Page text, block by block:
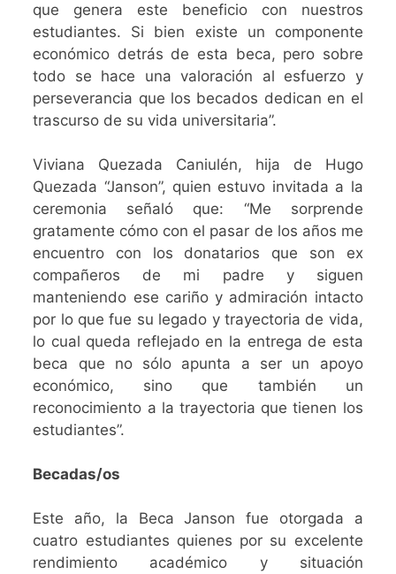
que genera este beneficio con nuestros
estudiantes. Si bien existe un componente
económico detrás de esta beca, pero sobre
todo se hace una valoración al esfuerzo y
perseverancia que los becados dedican en el
trascurso de su vida universitaria”.
Viviana Quezada Caniulén, hija de Hugo
Quezada “Janson”, quien estuvo invitada a la
ceremonia señaló que: “Me sorprende
gratamente cómo con el pasar de los años me
encuentro con los donatarios que son ex
compañeros de mi padre y siguen
manteniendo ese cariño y admiración intacto
por lo que fue su legado y trayectoria de vida,
lo cual queda reflejado en la entrega de esta
beca que no sólo apunta a ser un apoyo
económico, sino que también un
reconocimiento a la trayectoria que tienen los
estudiantes”.
Becadas/os
Este año, la Beca Janson fue otorgada a
cuatro estudiantes quienes por su excelente
rendimiento académico y situación